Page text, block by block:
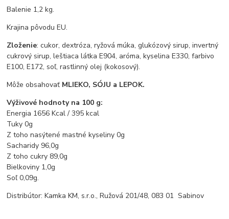
Balenie 1,2 kg.
Krajina pôvodu EU.
Zloženie:cukor, dextróza, ryžová múka, glukózový sirup, invertný
cukrový sirup, leštiaca látka E904, aróma, kyselina E330, farbivo
E100, E172, soľ, rastlinný olej (kokosový).
Môže obsahovať MLIEKO, SÓJU a LEPOK.
Výživové hodnoty na 100 g:
Energia 1656 Kcal / 395 kcal
Tuky 0g
Z toho nasýtené mastné kyseliny 0g
Sacharidy 96,0g
Z toho cukry 89,0g
Bielkoviny 1,0g
Soľ 0,09g.
Distribútor: Kamka KM, s.r.o., Ružová 201/48, 083 01 Sabinov